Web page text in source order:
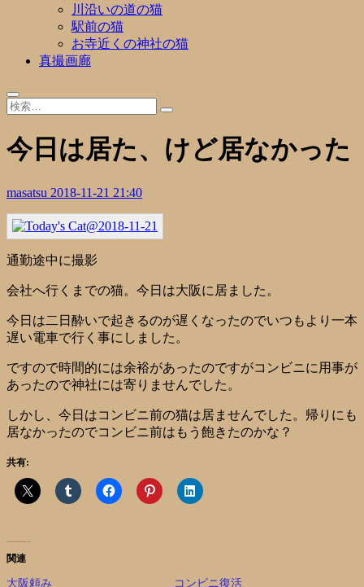
川沿いの道の猫
駅前の猫
お寺近くの神社の猫
真撮画廊
今日は居た、けど居なかった
masatsu 2018-11-21 21:40
通勤途中に撮影
会社へ行くまでの猫。今日は大阪に居ました。
今日は二日酔いで起きるのが遅くなったのでいつもより一本
遅い電車で行く事にしました。
ですので時間的には余裕があったのですがコンビニに用事が
あったので神社には寄りませんでした。
しかし、今日はコンビニ前の猫は居ませんでした。帰りにも
居なかったのでコンビニ前はもう飽きたのかな？
共有:
関連
大阪頼み
コンビニ復活